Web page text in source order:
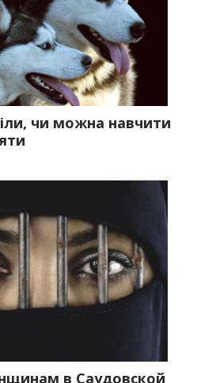
чи можна навчити
в Саудовской